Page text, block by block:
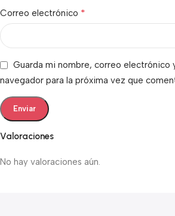
Valoraciones
No hay valoraciones aún.
Correo electrónico *
Guarda mi nombre, correo electrónico
navegador para la próxima vez que